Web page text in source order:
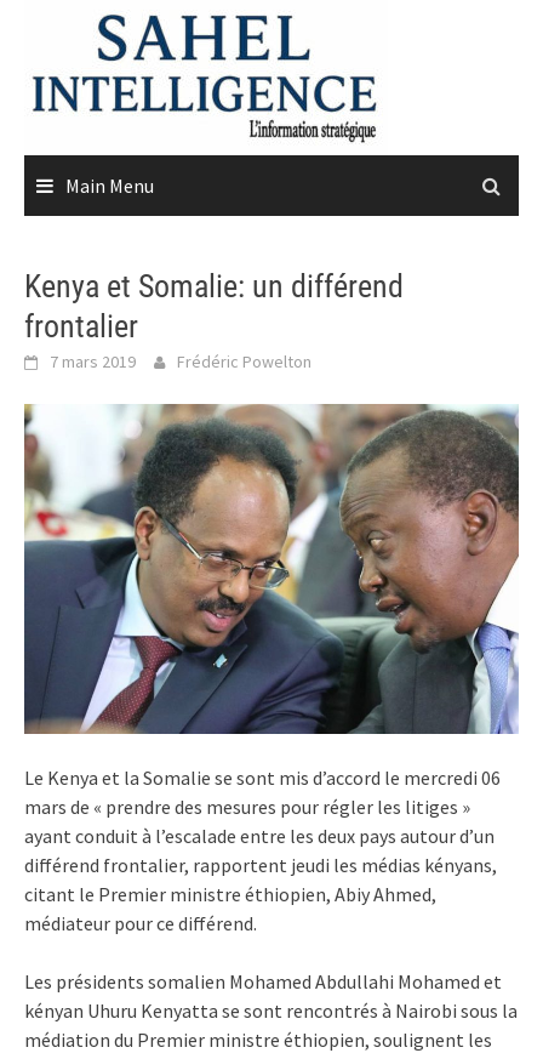
content
Main Menu
Kenya et Somalie: un différend
frontalier
7 mars 2019 Frédéric Powelton
Le Kenya et la Somalie se sont mis d’accord le mercredi 06
mars de « prendre des mesures pour régler les litiges »
ayant conduit à l’escalade entre les deux pays autour d’un
différend frontalier, rapportent jeudi les médias kényans,
citant le Premier ministre éthiopien, Abiy Ahmed,
médiateur pour ce différend.
Les présidents somalien Mohamed Abdullahi Mohamed et
kényan Uhuru Kenyatta se sont rencontrés à Nairobi sous la
médiation du Premier ministre éthiopien, soulignent les